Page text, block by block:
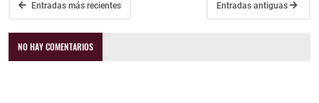
Entradas más recientes Entradas antiguas
NO HAY COMENTARIOS